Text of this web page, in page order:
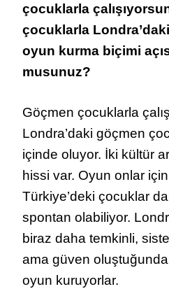
çocuklarla
çocuklarla
oyun kurma biçimi
musunuz?
Göçmen çocuklarla
Londra’daki göçmen
içinde oluyor. İki kültür
hissi var. Oyun onlar için
Türkiye’deki çocuklar
spontan olabiliyor.
biraz daha temkinli,
ama güven
oyun kuruyorlar.